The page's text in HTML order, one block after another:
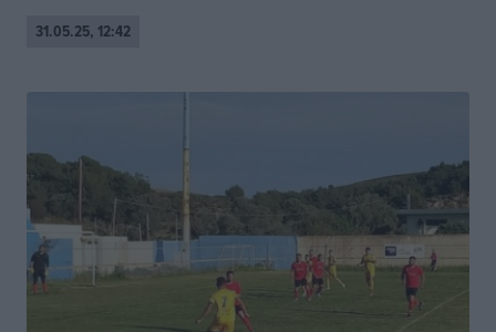
31.05.25, 12:42